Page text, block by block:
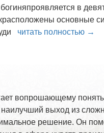
в
основные
читать полностью →
вопрошающему
выход из
решение. Он